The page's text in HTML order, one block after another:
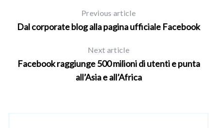
Previous article
Dal corporate blog alla pagina ufficiale Facebook
Next article
Facebook raggiunge 500 milioni di utenti e punta
all’Asia e all’Africa